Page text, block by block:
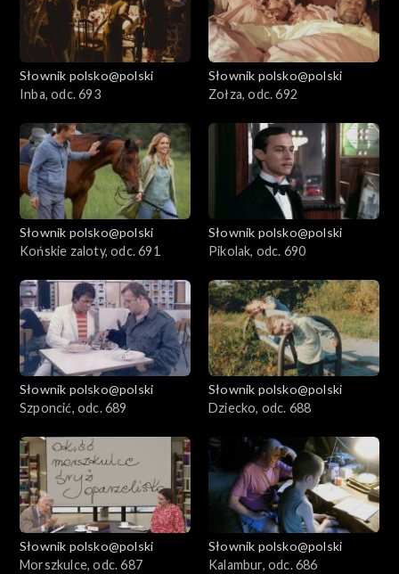
Słownik polsko@polski
Inba, odc. 693
Słownik polsko@polski
Zołza, odc. 692
Słownik polsko@polski
Końskie zaloty, odc. 691
Słownik polsko@polski
Pikolak, odc. 690
Słownik polsko@polski
Szponcić, odc. 689
Słownik polsko@polski
Dziecko, odc. 688
Słownik polsko@polski
Morszkulce, odc. 687
Słownik polsko@polski
Kalambur, odc. 686